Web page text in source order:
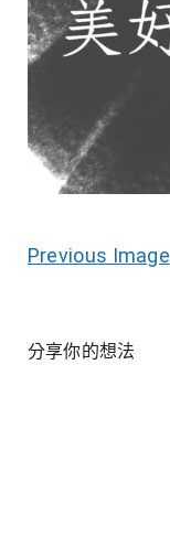
Previous Image
分享你的想法